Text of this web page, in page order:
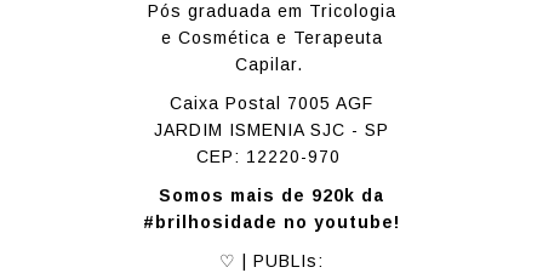
Pós graduada em Tricologia
e Cosmética e Terapeuta
Capilar.
Caixa Postal 7005 AGF
JARDIM ISMENIA SJC - SP
CEP: 12220-970
Somos mais de 920k da
#brilhosidade no youtube!
♡ | PUBLIs: